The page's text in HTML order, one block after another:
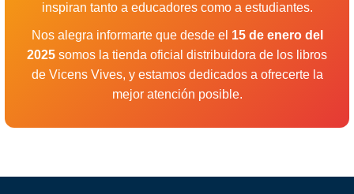
inspiran tanto a educadores como a estudiantes.
Nos alegra informarte que desde el 15 de enero del
2025 somos la tienda oficial distribuidora de los libros
de Vicens Vives, y estamos dedicados a ofrecerte la
mejor atención posible.